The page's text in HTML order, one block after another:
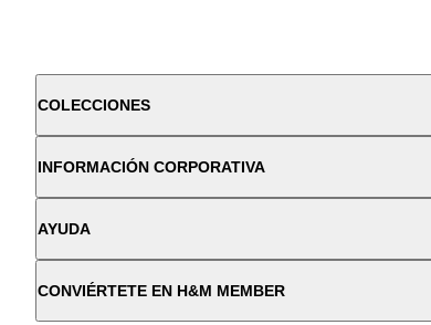
COLECCIONES
INFORMACIÓN CORPORATIVA
AYUDA
CONVIÉRTETE EN H&M MEMBER